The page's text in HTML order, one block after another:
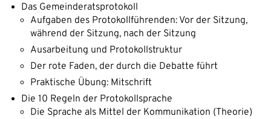
Das Gemeinderatsprotokoll
Aufgaben des Protokollführenden: Vor der Sitzung,
während der Sitzung, nach der Sitzung
Ausarbeitung und Protokollstruktur
Der rote Faden, der durch die Debatte führt
Praktische Übung: Mitschrift
Die 10 Regeln der Protokollsprache
Die Sprache als Mittel der Kommunikation (Theorie)